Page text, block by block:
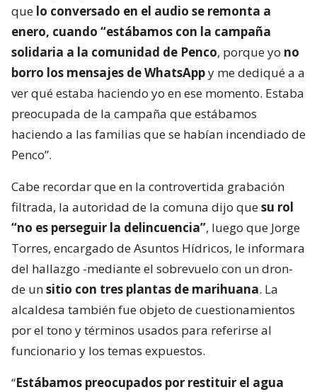
que lo conversado en el audio se remonta a
enero, cuando “estábamos con la campaña
solidaria a la comunidad de Penco, porque yo no
borro los mensajes de WhatsAppy me dediqué a a
ver qué estaba haciendo yo en ese momento. Estaba
preocupada de la campaña que estábamos
haciendo a las familias que se habían incendiado de
Penco”.
Cabe recordar que en la controvertida grabación
filtrada, la autoridad de la comuna dijo quesu rol
“no es perseguir la delincuencia”, luego que Jorge
Torres, encargado de Asuntos Hídricos, le informara
del hallazgo -mediante el sobrevuelo con un dron-
de unsitio con tres plantas de marihuana. La
alcaldesa también fue objeto de cuestionamientos
por el tono y términos usados para referirse al
funcionario y los temas expuestos.
“Estábamos preocupados por restituir el agua